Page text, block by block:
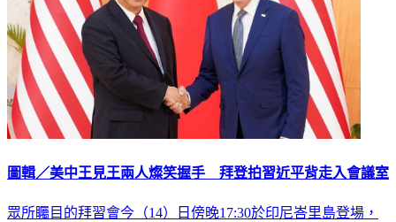
圖輯／美中王見王兩人燦笑握手 拜登拍習近平背走入會議室
眾所矚目的拜習會今（14）日傍晚17:30於印尼峇里島登場，